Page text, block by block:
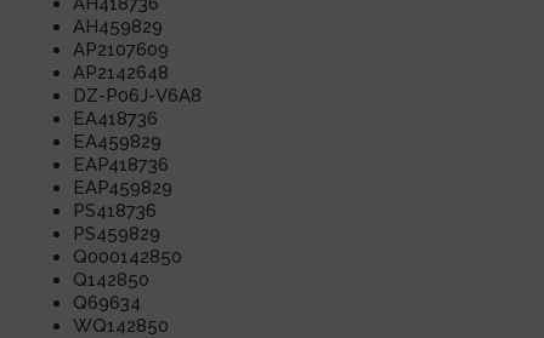
AH459829
AP2107609
AP2142648
DZ-P06J-V6A8
EA418736
EA459829
EAP418736
EAP459829
PS418736
PS459829
Q000142850
Q142850
Q69634
WQ142850